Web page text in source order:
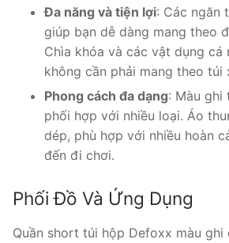
Đa năng và tiện lợi: Các ngăn
giúp bạn dễ dàng mang theo
Chìa khóa và các vật dụng cá
không cần phải mang theo túi
Phong cách đa dạng: Màu ghi
phối hợp với nhiều loại. Áo
dép, phù hợp với nhiều hoàn
đến đi chơi.
Phối Đồ Và Ứng Dụng
Quần short túi hộp Defoxx màu